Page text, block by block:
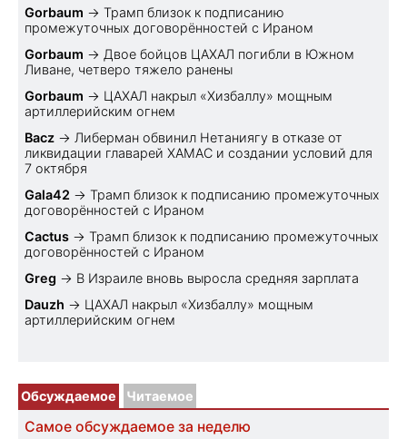
Gorbaum → Трамп близок к подписанию
промежуточных договорённостей с Ираном
Gorbaum → Двое бойцов ЦАХАЛ погибли в Южном
Ливане, четверо тяжело ранены
Gorbaum → ЦАХАЛ накрыл «Хизбаллу» мощным
артиллерийским огнем
Bacz → Либерман обвинил Нетаниягу в отказе от
ликвидации главарей ХАМАС и создании условий для
7 октября
Gala42 → Трамп близок к подписанию промежуточных
договорённостей с Ираном
Cactus → Трамп близок к подписанию промежуточных
договорённостей с Ираном
Greg → В Израиле вновь выросла средняя зарплата
Dauzh → ЦАХАЛ накрыл «Хизбаллу» мощным
артиллерийским огнем
Обсуждаемое Читаемое
Самое обсуждаемое за неделю